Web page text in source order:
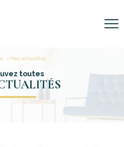
Nos actualites
toutes